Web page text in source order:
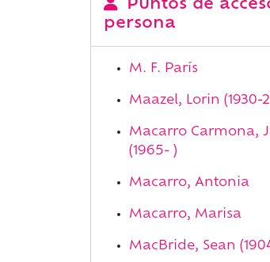
Puntos de
persona
M. F. París
Maazel, Lorin (1930-
Macarro Carmona,
(1965- )
Macarro, Antonia
Macarro, Marisa
MacBride, Sean